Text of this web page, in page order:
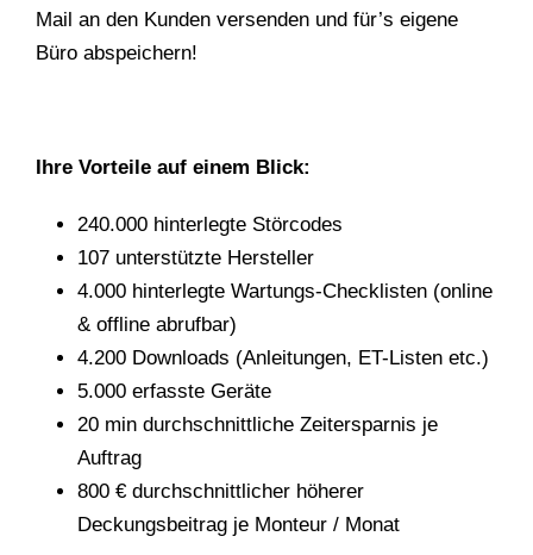
Mail an den Kunden versenden und für’s eigene
Büro abspeichern!
Ihre Vorteile auf einem Blick:
240.000 hinterlegte Störcodes
107 unterstützte Hersteller
4.000 hinterlegte Wartungs-Checklisten (online
& offline abrufbar)
4.200 Downloads (Anleitungen, ET-Listen etc.)
5.000 erfasste Geräte
20 min durchschnittliche Zeitersparnis je
Auftrag
800 € durchschnittlicher höherer
Deckungsbeitrag je Monteur / Monat